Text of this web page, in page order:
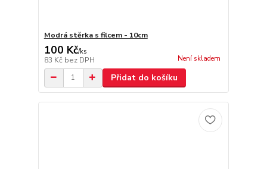
Modrá stěrka s filcem - 10cm
100 Kč/ks
83 Kč bez DPH Není skladem
Přidat do košíku